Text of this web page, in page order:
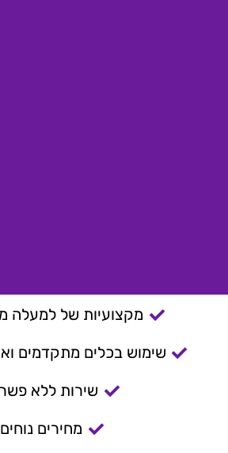
מקצועיות של למעלה מ- 15
שימוש בכלים מתקדמים
שירות ללא
מחירים